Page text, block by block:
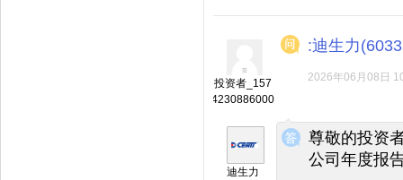
投资者_157
4230886000
:迪生力
2026年06月08日
◆
◆
迪生力
尊敬的投资
公司年度报